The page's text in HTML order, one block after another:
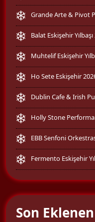
Grande Arte & Pivot
Balat Eskişehir
Muhtelif Eskişehir
Ho Sete Eskişehir
Dublin Cafe & Irish
Holly Stone
EBB Senfoni
Fermento Eskişehir
Son